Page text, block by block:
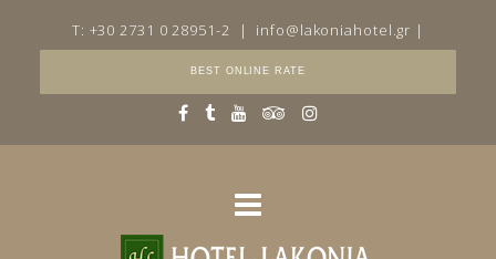
T: +30 2731 0 28951-2 | info@lakoniahotel.gr |
BEST ONLINE RATE